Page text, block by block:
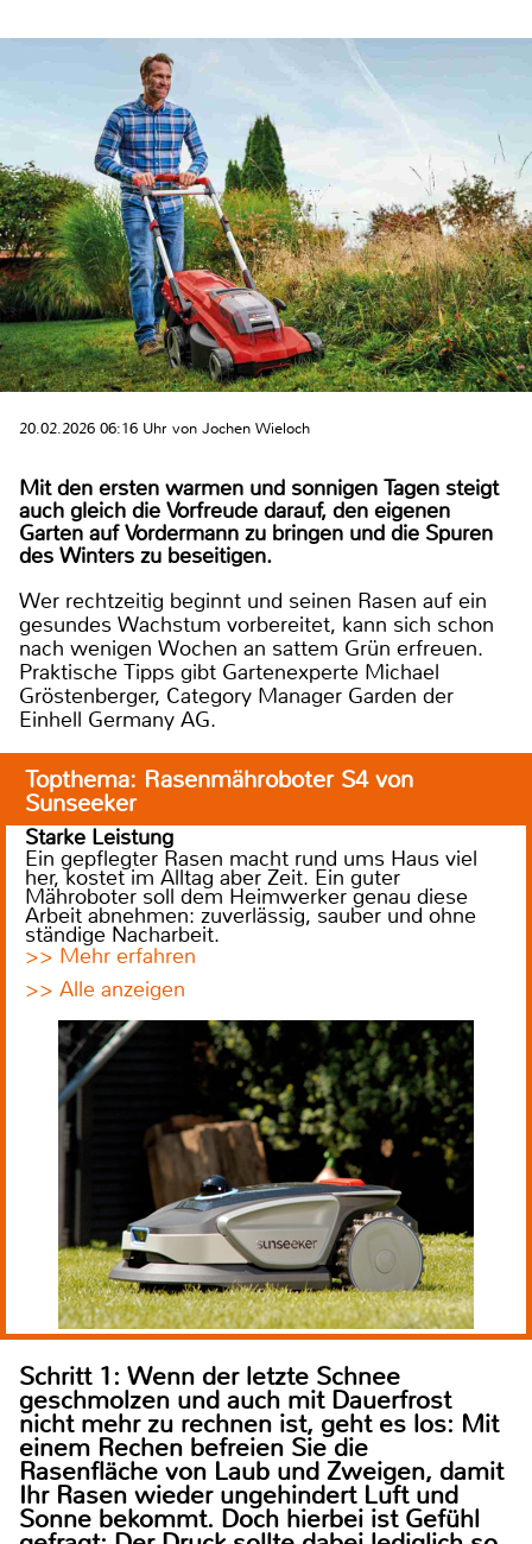
20.02.2026 06:16 Uhr von Jochen Wieloch
Mit den ersten warmen und sonnigen Tagen steigt
auch gleich die Vorfreude darauf, den eigenen
Garten auf Vordermann zu bringen und die Spuren
des Winters zu beseitigen.
Wer rechtzeitig beginnt und seinen Rasen auf ein
gesundes Wachstum vorbereitet, kann sich schon
nach wenigen Wochen an sattem Grün erfreuen.
Praktische Tipps gibt Gartenexperte Michael
Gröstenberger, Category Manager Garden der
Einhell Germany AG.
Topthema: Rasenmähroboter S4 von
Sunseeker
Starke Leistung
Ein gepflegter Rasen macht rund ums Haus viel
her, kostet im Alltag aber Zeit. Ein guter
Mähroboter soll dem Heimwerker genau diese
Arbeit abnehmen: zuverlässig, sauber und ohne
ständige Nacharbeit.
>> Mehr erfahren
>> Alle anzeigen
Schritt 1: Wenn der letzte Schnee
geschmolzen und auch mit Dauerfrost
nicht mehr zu rechnen ist, geht es los: Mit
einem Rechen befreien Sie die
Rasenfläche von Laub und Zweigen, damit
Ihr Rasen wieder ungehindert Luft und
Sonne bekommt. Doch hierbei ist Gefühl